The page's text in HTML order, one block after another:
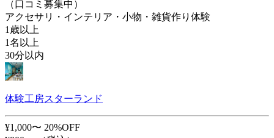
（口コミ募集中）
アクセサリ・インテリア・小物・雑貨作り体験
1歳以上
1名以上
30分以内
体験工房スターランド
¥1,000〜 20%OFF